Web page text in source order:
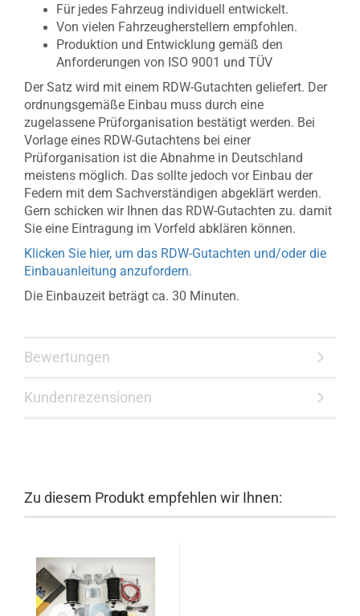
Für jedes Fahrzeug individuell entwickelt.
Von vielen Fahrzeugherstellern empfohlen.
Produktion und Entwicklung gemäß den
Anforderungen von ISO 9001 und TÜV
Der Satz wird mit einem RDW-Gutachten geliefert. Der
ordnungsgemäße Einbau muss durch eine
zugelassene Prüforganisation bestätigt werden. Bei
Vorlage eines RDW-Gutachtens bei einer
Prüforganisation ist die Abnahme in Deutschland
meistens möglich. Das sollte jedoch vor Einbau der
Federn mit dem Sachverständigen abgeklärt werden.
Gern schicken wir Ihnen das RDW-Gutachten zu. damit
Sie eine Eintragung im Vorfeld abklären können.
Klicken Sie hier, um das RDW-Gutachten und/oder die
Einbauanleitung anzufordern.
Die Einbauzeit beträgt ca. 30 Minuten.
Bewertungen
Kundenrezensionen
Zu diesem Produkt empfehlen wir Ihnen: